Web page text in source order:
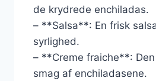
de krydrede enchiladas.
– **Salsa**: En frisk
syrlighed.
– **Creme fraiche**:
smag af enchiladasene.